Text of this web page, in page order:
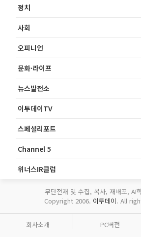
정치
사회
오피니언
문화·라이프
뉴스발전소
이투데이TV
스페셜리포트
Channel 5
위너스IR클럽
무단전재 및 수집, 복사, 재배포, AI
Copyright 2006. 이투데이. All
회사소개 PC버전